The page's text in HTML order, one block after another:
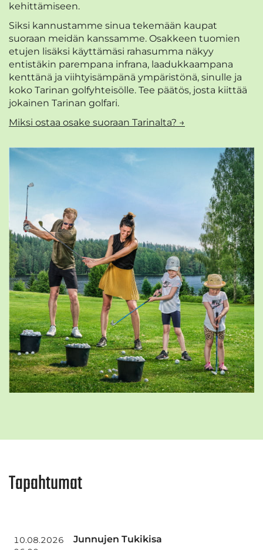
kehittämiseen.
Siksi kannustamme sinua tekemään kaupat
suoraan meidän kanssamme. Osakkeen tuomien
etujen lisäksi käyttämäsi rahasumma näkyy
entistäkin parempana infrana, laadukkaampana
kenttänä ja viihtyisämpänä ympäristönä, sinulle ja
koko Tarinan golfyhteisölle. Tee päätös, josta kiittää
jokainen Tarinan golfari.
Miksi ostaa osake suoraan Tarinalta? →
Tapahtumat
10.08.2026
Junnujen Tukikisa